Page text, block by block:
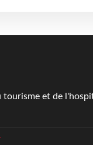
tourisme et de